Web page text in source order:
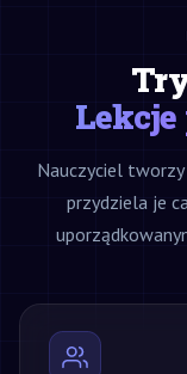
Nauczyciel tworzy
przydziela je